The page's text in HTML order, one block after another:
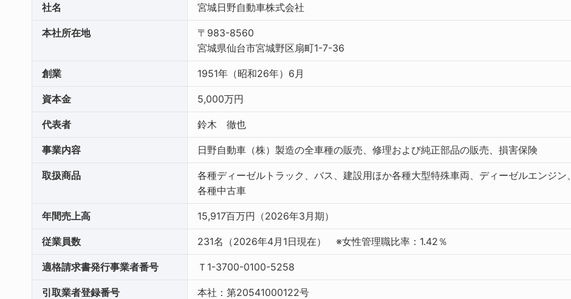
社名 宮城日野自動車株式会社
本社所在地
〒983-8560
宮城県仙台市宮城野区扇町1-7-36
創業 1951年（昭和26年）6月
資本金 5,000万円
代表者 鈴木 徹也
事業内容 日野自動車（株）製造の全車種の販売、修理および純正部品の販売、損害保険
取扱商品
各種ディーゼルトラック、バス、建設用ほか各種大型特殊車両、ディーゼルエンジン、
各種中古車
年間売上高 15,917百万円（2026年3月期）
従業員数 231名（2026年4月1日現在） ※女性管理職比率：1.42％
適格請求書発行事業者番号 Ｔ1-3700-0100-5258
引取業者登録番号
本社：第20541000122号